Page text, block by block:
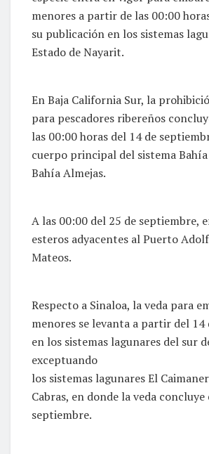
menores a partir de las 00:00
su publicación en los sistemas
Estado de Nayarit.
En Baja California Sur, la
para pescadores ribereños
las 00:00 horas del 14 de
cuerpo principal del sistema
Bahía Almejas.
A las 00:00 del 25 de septiembre,
esteros adyacentes al Puerto
Mateos.
Respecto a Sinaloa, la veda para
menores se levanta a partir del 14
en los sistemas lagunares del sur
exceptuando
los sistemas lagunares El
Cabras, en donde la veda concluye
septiembre.